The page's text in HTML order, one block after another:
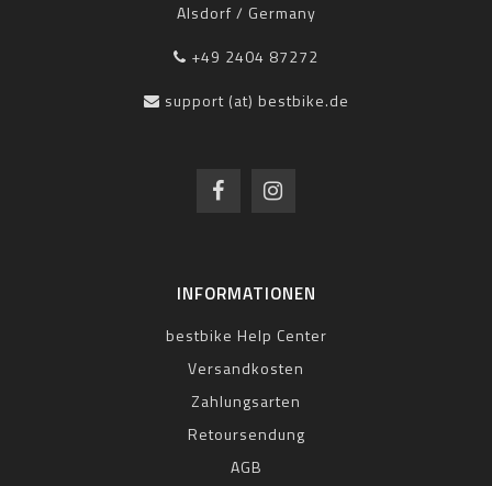
Alsdorf / Germany
+49 2404 87272
support (at) bestbike.de
INFORMATIONEN
bestbike Help Center
Versandkosten
Zahlungsarten
Retoursendung
AGB